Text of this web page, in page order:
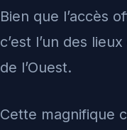
Bien que l’accès
c’est l’un des
de l’Ouest.
Cette magnifique